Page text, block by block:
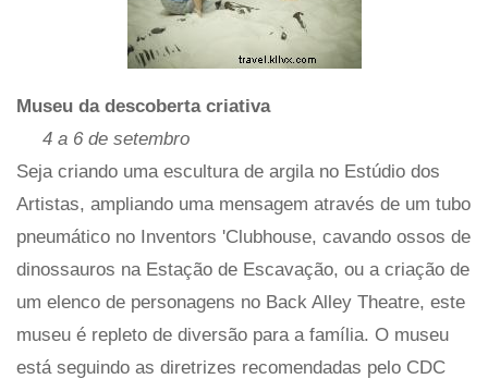
Museu da descoberta criativa
4 a 6 de setembro
Seja criando uma escultura de argila no Estúdio dos
Artistas, ampliando uma mensagem através de um tubo
pneumático no Inventors 'Clubhouse, cavando ossos de
dinossauros na Estação de Escavação, ou a criação de
um elenco de personagens no Back Alley Theatre, este
museu é repleto de diversão para a família. O museu
está seguindo as diretrizes recomendadas pelo CDC